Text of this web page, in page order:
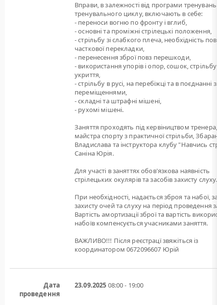
Вправи, в залежності від програми
тренувального циклу, включають в себе:
- переноси вогню по фронту і вглиб,
- основні та проміжні стрілецькі положення,
- стрільбу зі слабкого плеча, необхідність
часткової перекладки,
- перенесення зброї повз перешкоди,
- використання упорів і опор, сошок,
укриття,
- стрільбу в русі, на перебіжці та в поєднанні з
переміщеннями,
- складні та штрафні мішені,
- рухомі мішені.
Заняття проходять під кервіництвом
майстра спорту з практичної стрільби,
Владислава та інструктора клубу "Навчись
Саніна Юрія.
Для участі в заняттях обов'язкова наявність
стрілецьких окулярів та засобів захисту слуху.
При необхідності, надається зброя та набої,
захисту очей та слуху на період проведення
Вартість амортизації зброї та вартість
набоїв компенсується учасниками заняття.
ВАЖЛИВО!!! Після реєстрацї звяжіться із
координатором 0672096607 Юрій
Дата
проведення
23.09.2025 08:00 - 19:00